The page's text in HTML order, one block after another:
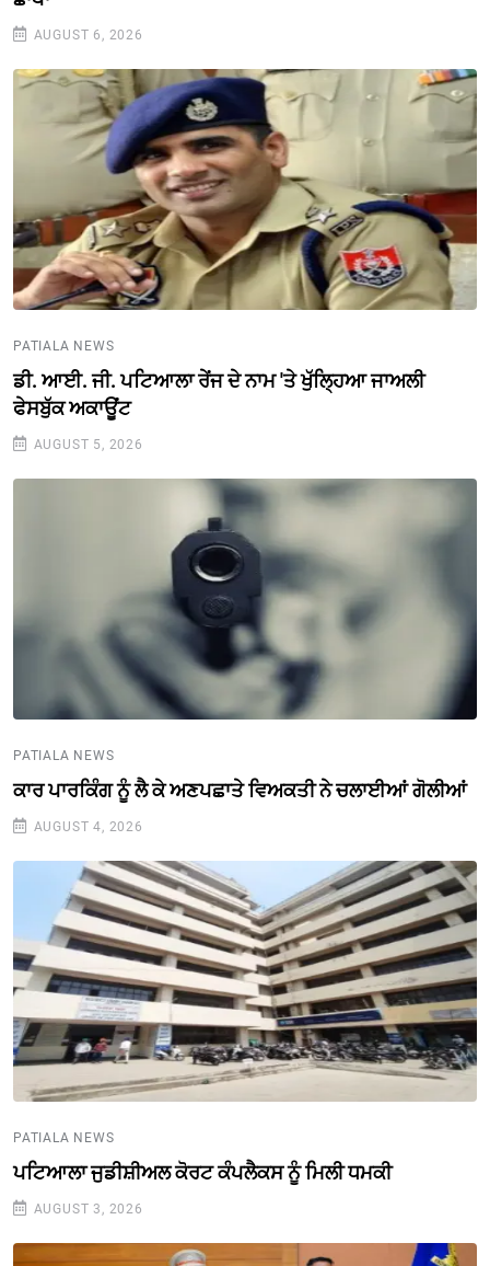
AUGUST 6, 2026
PATIALA NEWS
ਡੀ. ਆਈ. ਜੀ. ਪਟਿਆਲਾ ਰੇਂਜ ਦੇ ਨਾਮ 'ਤੇ ਖੁੱਲ੍ਹਿਆ ਜਾਅਲੀ
ਫੇਸਬੁੱਕ ਅਕਾਊਂਟ
AUGUST 5, 2026
PATIALA NEWS
ਕਾਰ ਪਾਰਕਿੰਗ ਨੂੰ ਲੈ ਕੇ ਅਣਪਛਾਤੇ ਵਿਅਕਤੀ ਨੇ ਚਲਾਈਆਂ ਗੋਲੀਆਂ
AUGUST 4, 2026
PATIALA NEWS
ਪਟਿਆਲਾ ਜੁਡੀਸ਼ੀਅਲ ਕੋਰਟ ਕੰਪਲੈਕਸ ਨੂੰ ਮਿਲੀ ਧਮਕੀ
AUGUST 3, 2026